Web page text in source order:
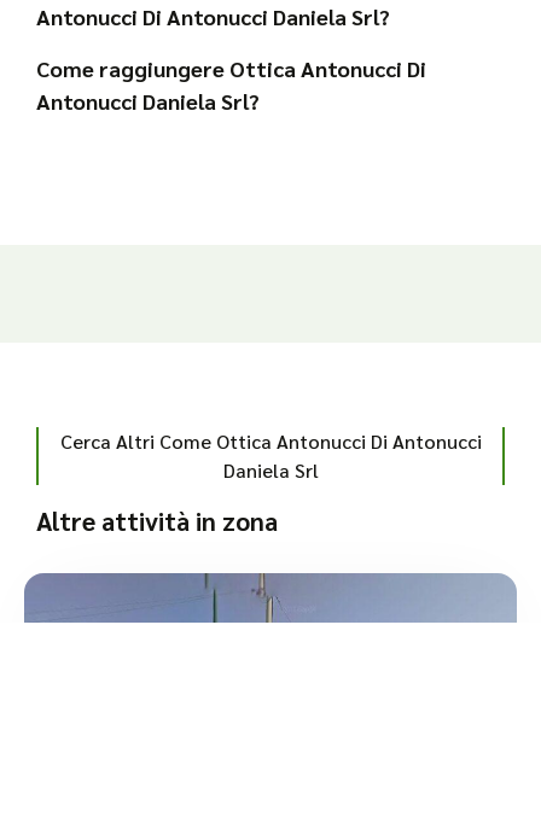
Antonucci Di Antonucci Daniela Srl?
Come raggiungere Ottica Antonucci Di
Antonucci Daniela Srl?
Cerca Altri Come Ottica Antonucci Di Antonucci
Daniela Srl
Altre attività in zona